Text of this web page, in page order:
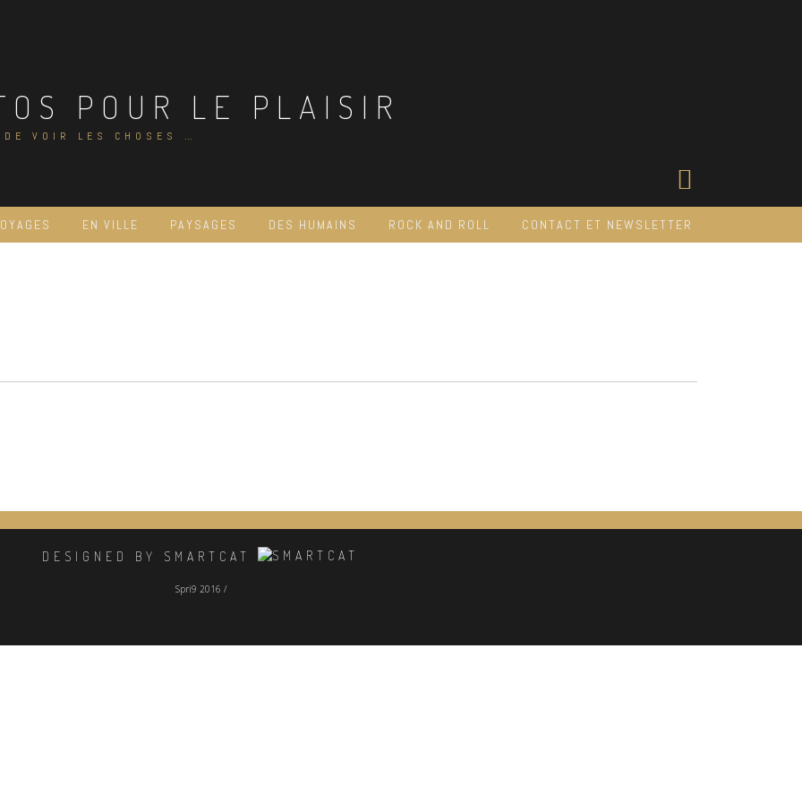
POUR LE PLAISIR
VOIR LES CHOSES …
EN VILLE PAYSAGES DES HUMAINS ROCK AND ROLL CONTACT ET NEWSLETTER
DESIGNED BY SMARTCAT
Spri9 2016 /